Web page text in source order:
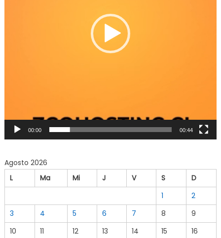
00:00 00:44
Agosto 2026
L
Ma Mi J V S
D
1
2
3
4 5 6 7 8
9
10
11 12 13 14 15
16